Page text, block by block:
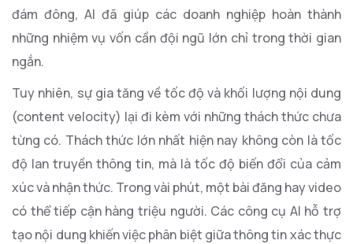
đám đông, AI đã giúp các doanh nghiệp hoàn thành
những nhiệm vụ vốn cần đội ngũ lớn chỉ trong thời gian
ngắn.
Tuy nhiên, sự gia tăng về tốc độ và khối lượng nội dung
(content velocity) lại đi kèm với những thách thức chưa
từng có. Thách thức lớn nhất hiện nay không còn là tốc
độ lan truyền thông tin, mà là tốc độ biến đổi của cảm
xúc và nhận thức. Trong vài phút, một bài đăng hay video
có thể tiếp cận hàng triệu người. Các công cụ AI hỗ trợ
tạo nội dung khiến việc phân biệt giữa thông tin xác thực